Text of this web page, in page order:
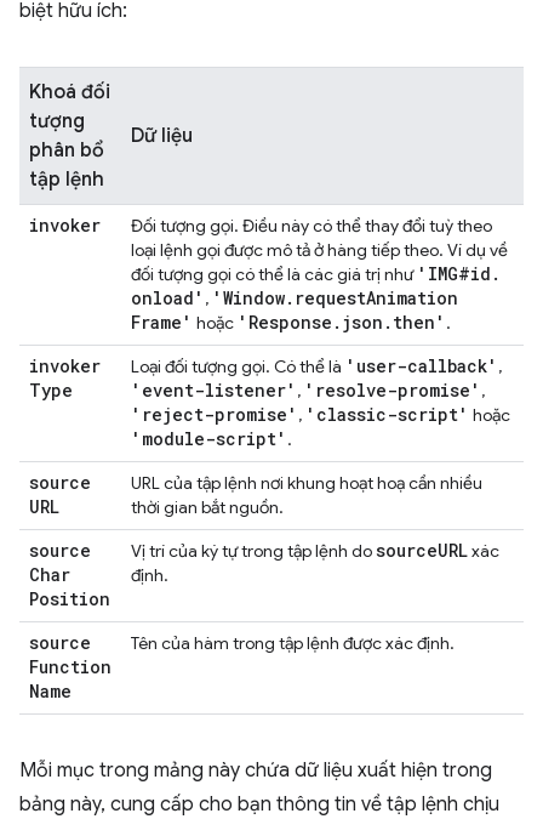
biệt hữu ích:
Khoá đối
tượng
phân bổ
tập lệnh
Dữ liệu
invoker
Đối tượng gọi. Điều này có thể thay đổi tuỳ theo
loại lệnh gọi được mô tả ở hàng tiếp theo. Ví dụ về
đối tượng gọi có thể là các giá trị như 'IMG#id .
onload' , 'Window. requestAnimation
Frame' hoặc 'Response . json . then' .
invoker
Type
Loại đối tượng gọi. Có thể là 'user-callback' ,
'event-listener' , 'resolve-promise' ,
'reject-promise' , 'classic-script' hoặc
'module-script' .
source
URL
URL của tập lệnh nơi khung hoạt hoạ cần nhiều
thời gian bắt nguồn.
source
Char
Position
Vị trí của ký tự trong tập lệnh dosourceURLxác
định.
source
Function
Name
Tên của hàm trong tập lệnh được xác định.
Mỗi mục trong mảng này chứa dữ liệu xuất hiện trong
bảng này, cung cấp cho bạn thông tin về tập lệnh chịu